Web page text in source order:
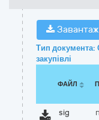
Тип
закупівлі
ФАЙЛ
sig